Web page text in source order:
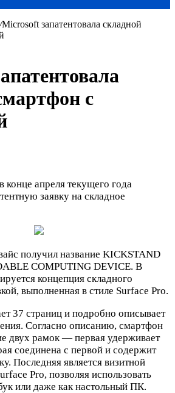
/Microsoft запатентовала складной
с
апреля текущего года
заявку на складное
получил название KICKSTAND
COMPUTING DEVICE. В
концепция складного
выполненная в стиле Surface Pro.
37 страниц и подробно описывает
Согласно описанию, смартфон
двух рамок — первая удерживает
соединена с первой и содержит
Последняя является визитной
Pro, позволяя использовать
или даже как настольный ПК.